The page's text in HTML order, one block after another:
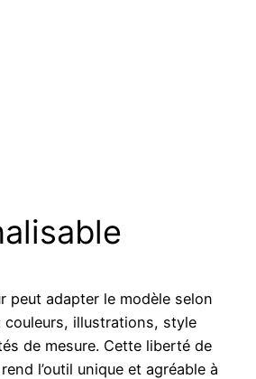
peut adapter le modèle selon
couleurs, illustrations, style
de mesure. Cette liberté de
l’outil unique et agréable à